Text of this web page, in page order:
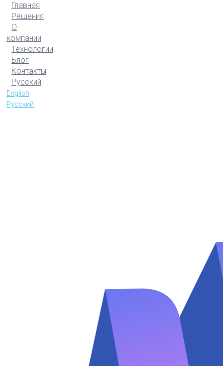
Главная
Решения
О
компании
Технологии
Блог
Контакты
Русский
English
Русский